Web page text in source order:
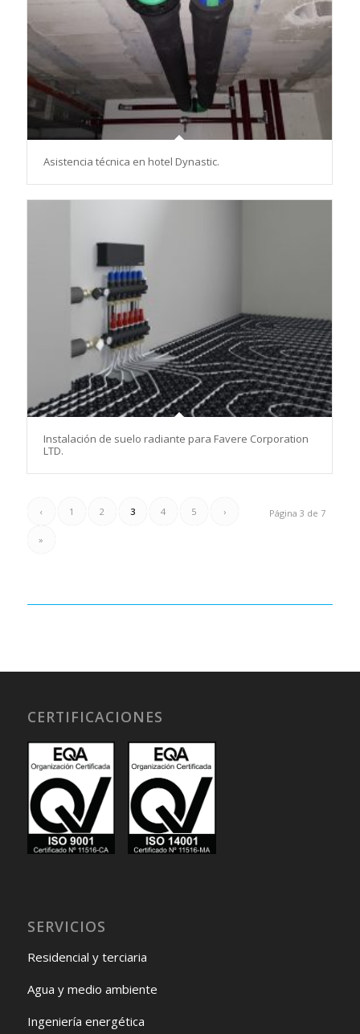
Asistencia técnica en hotel Dynastic.
Instalación de suelo radiante para Favere Corporation
LTD.
Página 3 de 7
‹ 1 2 3 4 5 ›
»
CERTIFICACIONES
SERVICIOS
Residencial y terciaria
Agua y medio ambiente
Ingeniería energética